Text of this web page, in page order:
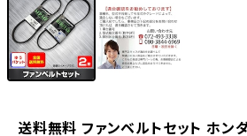
送料無料 ファンベルトセット ホン